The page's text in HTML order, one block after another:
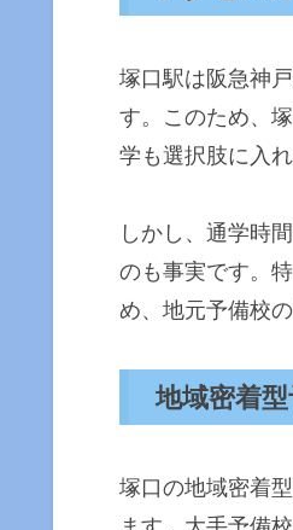
塚口駅は阪急神
す。このため、
学も選択肢に入
しかし、通学時
のも事実です。
め、地元予備校
地域密着
塚口の地域密着型